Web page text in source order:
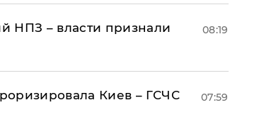
НПЗ – власти признали
08:19
Киев – ГСЧС
07:59